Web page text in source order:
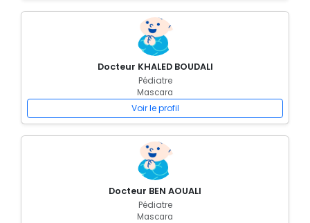
Docteur KHALED BOUDALI
Pédiatre
Mascara
Voir le profil
Docteur BEN AOUALI
Pédiatre
Mascara